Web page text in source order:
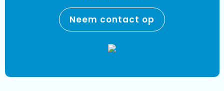
Neem contact op